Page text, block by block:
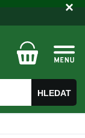
HLEDAT